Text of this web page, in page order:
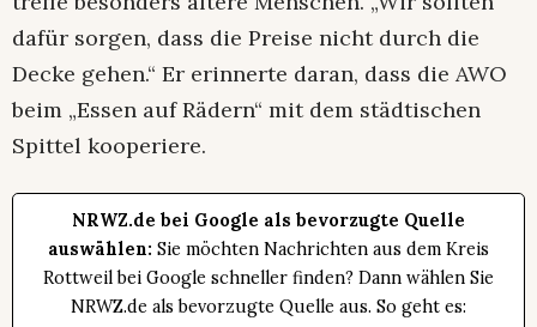
dafür sorgen, dass die Preise nicht durch die
Decke gehen.“ Er erinnerte daran, dass die AWO
beim „Essen auf Rädern“ mit dem städtischen
Spittel kooperiere.
NRWZ.de bei Google als bevorzugte Quelle
auswählen: Sie möchten Nachrichten aus dem Kreis
Rottweil bei Google schneller finden? Dann wählen Sie
NRWZ.de als bevorzugte Quelle aus. So geht es: